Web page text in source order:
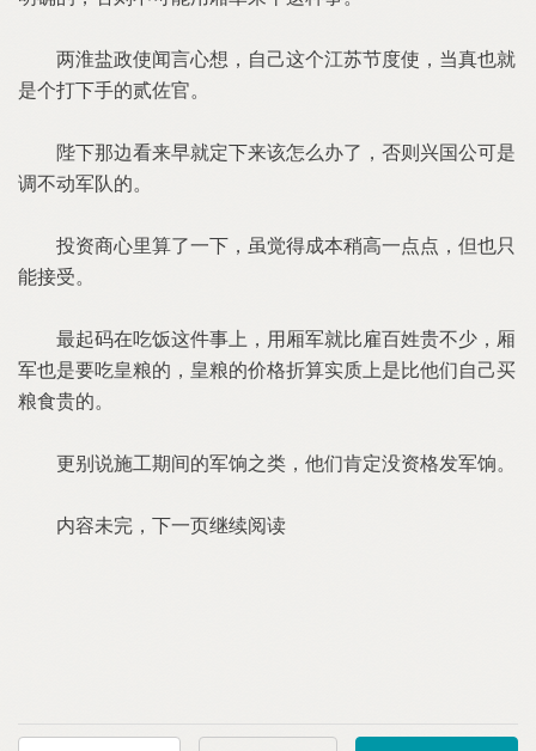
两淮盐政使闻言心想，自己这个江苏节度使，当真也就
是个打下手的贰佐官。
陛下那边看来早就定下来该怎么办了，否则兴国公可是
调不动军队的。
投资商心里算了一下，虽觉得成本稍高一点点，但也只
能接受。
最起码在吃饭这件事上，用厢军就比雇百姓贵不少，厢
军也是要吃皇粮的，皇粮的价格折算实质上是比他们自己买
粮食贵的。
更别说施工期间的军饷之类，他们肯定没资格发军饷。
内容未完，下一页继续阅读